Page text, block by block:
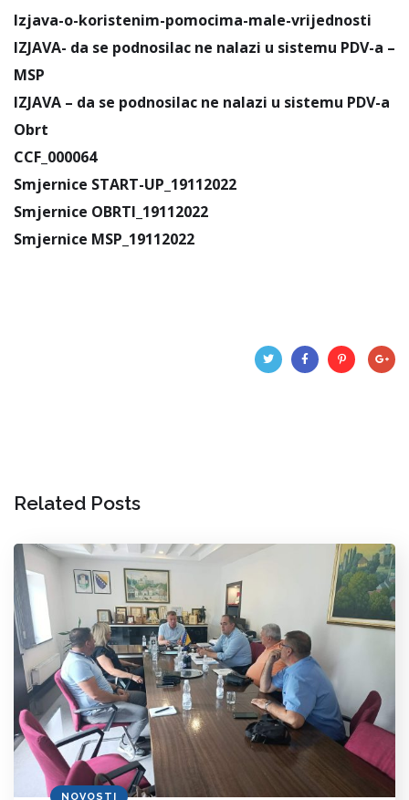
Izjava-o-koristenim-pomocima-male-vrijednosti
IZJAVA- da se podnosilac ne nalazi u sistemu PDV-a –
MSP
IZJAVA – da se podnosilac ne nalazi u sistemu PDV-a
Obrt
CCF_000064
Smjernice START-UP_19112022
Smjernice OBRTI_19112022
Smjernice MSP_19112022
Related Posts
NOVOSTI